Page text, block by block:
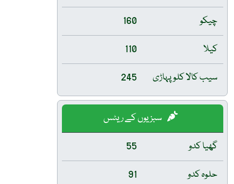
چیکو
160
کیلا
110
سیب کالا کلو پہاڑی
245
سبزیوں کے ریٹس
گھیا کدو
55
حلوہ کدو
91